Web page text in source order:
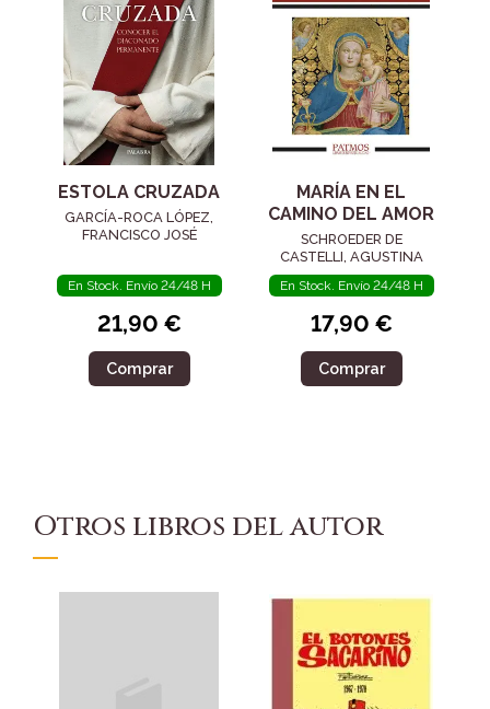
ESTOLA CRUZADA
GARCÍA-ROCA LÓPEZ,
FRANCISCO JOSÉ
En Stock. Envío 24/48 H
21,90 €
Comprar
MARÍA EN EL
CAMINO DEL AMOR
SCHROEDER DE
CASTELLI, AGUSTINA
En Stock. Envío 24/48 H
17,90 €
Comprar
Otros libros del autor